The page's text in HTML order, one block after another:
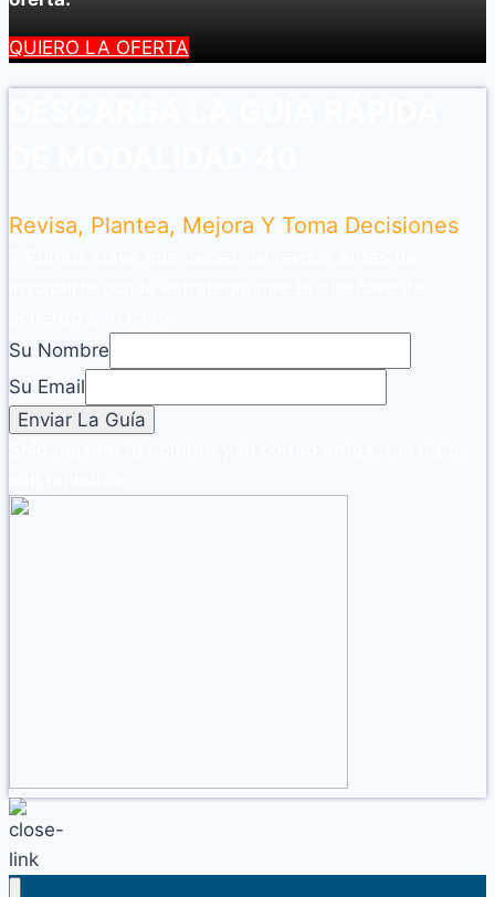
QUIERO LA OFERTA
Revisa, Plantea, Mejora Y Toma Decisiones
Su Nombre
Su Email